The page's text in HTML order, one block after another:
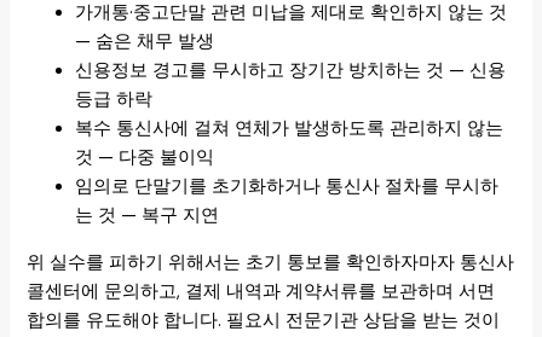
가개통·중고단말 관련 미납을 제대로 확인하지 않는 것
— 숨은 채무 발생
신용정보 경고를 무시하고 장기간 방치하는 것 — 신용
등급 하락
복수 통신사에 걸쳐 연체가 발생하도록 관리하지 않는
것 — 다중 불이익
임의로 단말기를 초기화하거나 통신사 절차를 무시하
는 것 — 복구 지연
위 실수를 피하기 위해서는 초기 통보를 확인하자마자 통신사
콜센터에 문의하고, 결제 내역과 계약서류를 보관하며 서면
합의를 유도해야 합니다. 필요시 전문기관 상담을 받는 것이